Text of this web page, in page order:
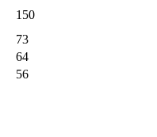
150
73
64
56